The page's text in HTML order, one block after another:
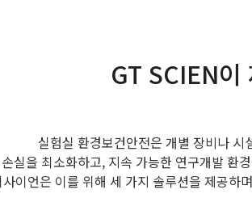
GT SCIEN이
실험실 환경보건안전은 개별 장비나
실을 최소화하고, 지속 가능한 연구개발 환
이언은 이를 위해 세 가지 솔루션을 제공하